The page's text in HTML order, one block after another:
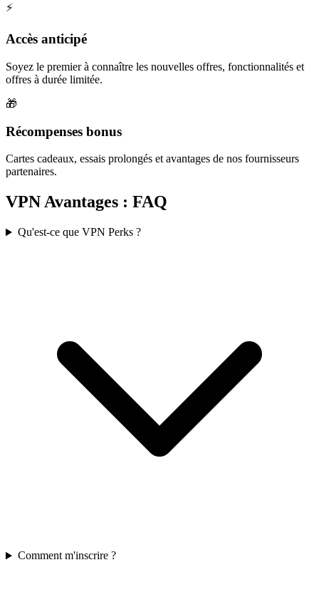
⚡
Accès anticipé
Soyez le premier à connaître les nouvelles offres, fonctionnalités et
offres à durée limitée.
🎁
Récompenses bonus
Cartes cadeaux, essais prolongés et avantages de nos fournisseurs
partenaires.
VPN Avantages : FAQ
Qu'est-ce que VPN Perks ?
Comment m'inscrire ?